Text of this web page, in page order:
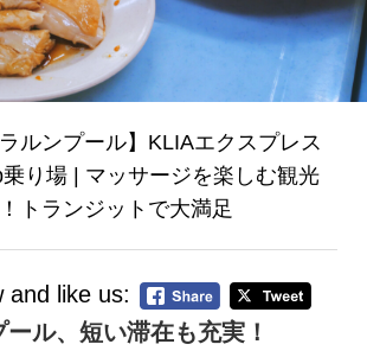
ラルンプール】KLIAエクスプレス
乗り場 | マッサージを楽しむ観光
トランジットで大満足
and like us:
ル、短い滞在も充実！